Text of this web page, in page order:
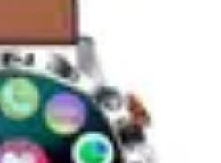
Finance